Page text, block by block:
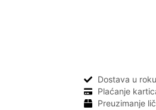
Dostava u
Plaćanje
Preuzimanje